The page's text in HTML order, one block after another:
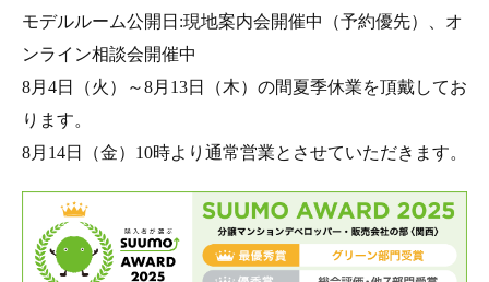
モデルルーム公開日:現地案内会開催中（予約優先）、オ
ンライン相談会開催中
8月4日（火）～8月13日（木）の間夏季休業を頂戴してお
ります。
8月14日（金）10時より通常営業とさせていただきます。